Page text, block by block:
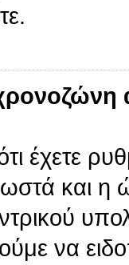
έχετε
και η
να